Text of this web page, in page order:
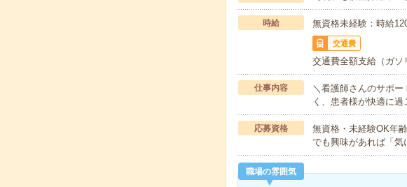
時給 無資格未経験：時給
交通費
交通費全額支給（ガソ
仕事内容
＼看護師さんのサポ
く、患者様が快適に
応募資格
無資格・未経験OK年
でも興味があれば「
職場の雰囲気